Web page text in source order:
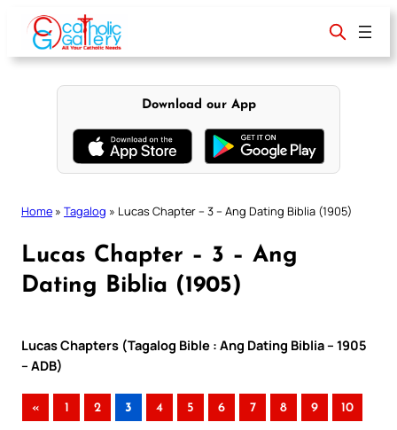
content
Download our App
Home » Tagalog » Lucas Chapter – 3 – Ang Dating Biblia (1905)
Lucas Chapter – 3 – Ang
Dating Biblia (1905)
Lucas Chapters (Tagalog Bible : Ang Dating Biblia – 1905
– ADB)
« 1 2 3 4 5 6 7 8 9 10